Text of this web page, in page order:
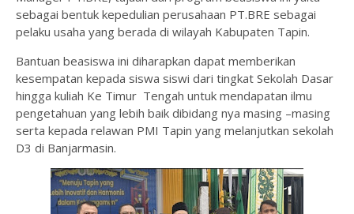
sebagai bentuk kepedulian perusahaan PT.BRE sebagai
pelaku usaha yang berada di wilayah Kabupaten Tapin.
Bantuan beasiswa ini diharapkan dapat memberikan
kesempatan kepada siswa siswi dari tingkat Sekolah Dasar
hingga kuliah Ke Timur Tengah untuk mendapatan ilmu
pengetahuan yang lebih baik dibidang nya masing –masing
serta kepada relawan PMI Tapin yang melanjutkan sekolah
D3 di Banjarmasin.